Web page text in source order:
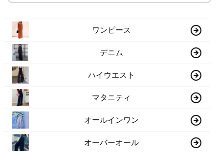
ワンピース
デニム
ハイウエスト
マタニティ
オールインワン
オーバーオール